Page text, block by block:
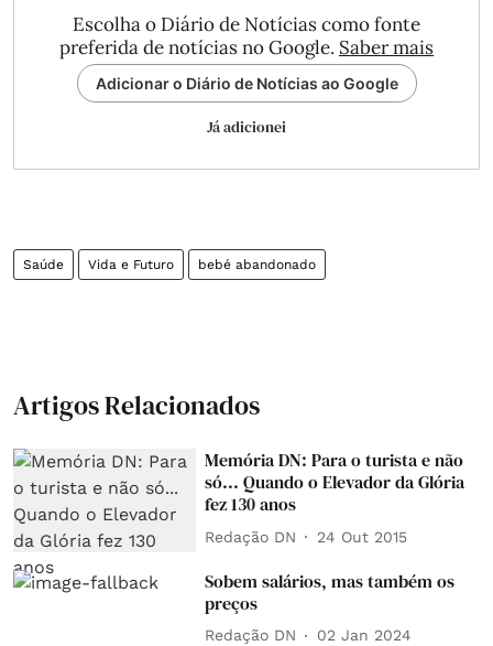
Escolha o Diário de Notícias como fonte
preferida de notícias no Google. Saber mais
Adicionar o Diário de Notícias ao Google
Já adicionei
Saúde Vida e Futuro bebé abandonado
Artigos Relacionados
Memória DN: Para o turista e não
só... Quando o Elevador da Glória
fez 130 anos
Redação DN 24 Out 2015
Sobem salários, mas também os
preços
Redação DN 02 Jan 2024